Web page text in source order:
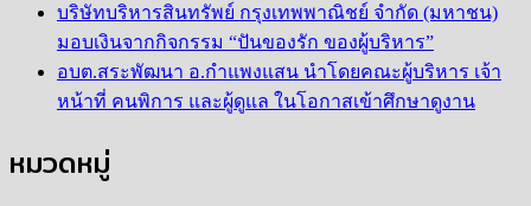
บริษัทบริหารสินทรัพย์ กรุงเทพพาณิชย์ จำกัด (มหาชน)
มอบเงินจากกิจกรรม “ปันของรัก ของผู้บริหาร”
อบต.สระพัฒนา อ.กำแพงแสน นำโดยคณะผู้บริหาร เจ้า
หน้าที่ คนพิการ และผู้ดูแล ในโอกาสเข้าศึกษาดูงาน
หมวดหมู่